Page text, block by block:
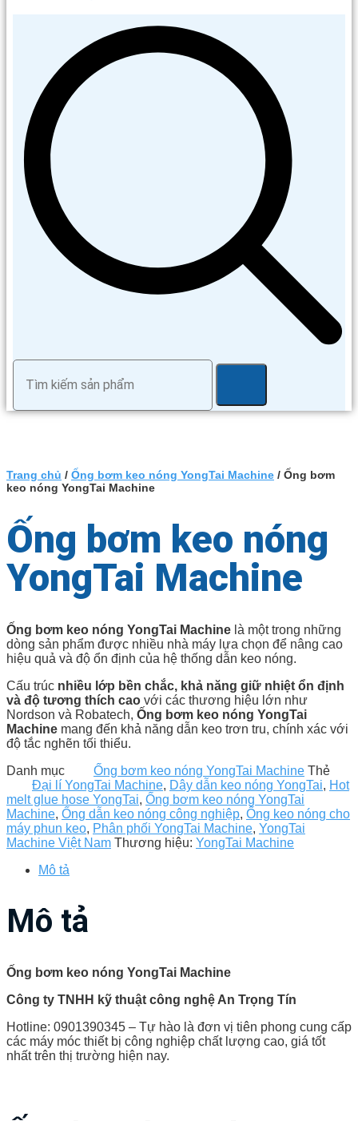
Trang chủ / Ống bơm keo nóng YongTai Machine / Ống bơm
keo nóng YongTai Machine
Ống bơm keo nóng
YongTai Machine
Ống bơm keo nóng YongTai Machine là một trong những
dòng sản phẩm được nhiều nhà máy lựa chọn để nâng cao
hiệu quả và độ ổn định của hệ thống dẫn keo nóng.
Cấu trúc nhiều lớp bền chắc, khả năng giữ nhiệt ổn định
và độ tương thích cao với các thương hiệu lớn như
Nordson và Robatech, Ống bơm keo nóng YongTai
Machine mang đến khả năng dẫn keo trơn tru, chính xác với
độ tắc nghẽn tối thiểu.
Danh mục
Ống bơm keo nóng YongTai Machine Thẻ
Đại lí YongTai Machine, Dây dẫn keo nóng YongTai, Hot
melt glue hose YongTai, Ống bơm keo nóng YongTai
Machine, Ống dẫn keo nóng công nghiệp, Ống keo nóng cho
máy phun keo, Phân phối YongTai Machine, YongTai
Machine Việt Nam Thương hiệu: YongTai Machine
Mô tả
Mô tả
Ống bơm keo nóng YongTai Machine
Công ty TNHH kỹ thuật công nghệ An Trọng Tín
Hotline: 0901390345 – Tự hào là đơn vị tiên phong cung cấp
các máy móc thiết bị công nghiệp chất lượng cao, giá tốt
nhất trên thị trường hiện nay.